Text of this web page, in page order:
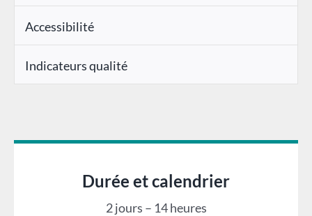
Accessibilité
Indicateurs qualité
Durée et calendrier
2 jours – 14 heures